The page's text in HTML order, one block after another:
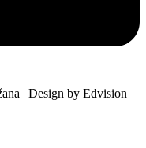
| Design by Edvision